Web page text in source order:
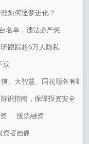
如何逐梦进化？
名单，违法必严惩
跟踪超6万人隐私
载
、大智慧、同花顺各有哪
识指南，保障投资安全
股票融资
资者画像